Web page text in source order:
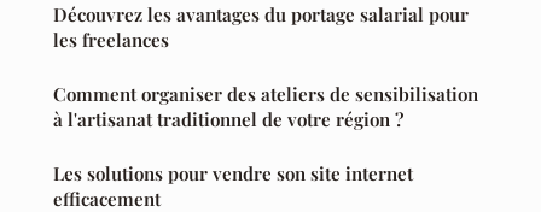
Découvrez les avantages du portage salarial pour
les freelances
Comment organiser des ateliers de sensibilisation
à l'artisanat traditionnel de votre région ?
Les solutions pour vendre son site internet
efficacement